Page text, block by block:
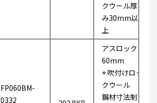
クウール厚
み30mm以
上
FP060BM-
0332
アスロック
60mm
+ 吹付けロッ
クウール
鋼材寸法制